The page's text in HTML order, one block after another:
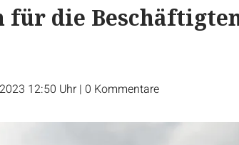
für die
12:50 Uhr | 0 Kommentare